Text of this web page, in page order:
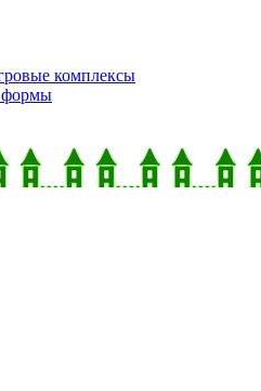
комплексы
формы